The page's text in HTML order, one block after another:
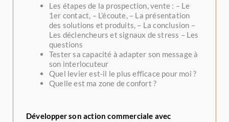
Les étapes de la prospection, vente : – Le
1er contact, – L’écoute, – La présentation
des solutions et produits, – La conclusion –
Les déclencheurs et signaux de stress – Les
questions
Tester sa capacité à adapter son message à
son interlocuteur
Quel levier est-il le plus efficace pour moi ?
Quelle est ma zone de confort ?
Développer son action commerciale avec